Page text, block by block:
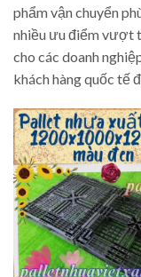
phẩm vận chuyển
nhiều ưu điểm vượt
cho các doanh
khách hàng quốc tế